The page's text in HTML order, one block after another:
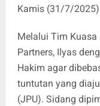
Kamis (31/7/
Melalui Tim
Partners, Ilyas
Hakim agar
tuntutan yang
(JPU). Sidang